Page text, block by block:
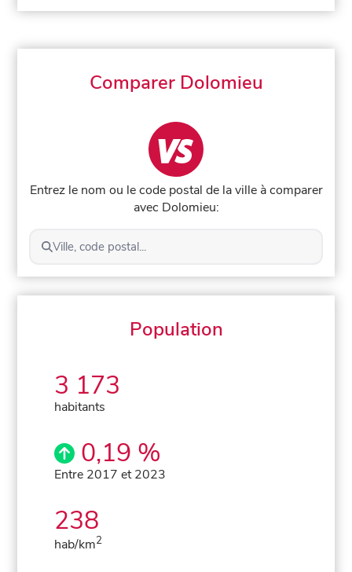
Comparer Dolomieu
Entrez le nom ou le code postal de la ville à comparer
avec Dolomieu:
Ville, code postal...
Population
3 173
habitants
0,19 %
Entre 2017 et 2023
238
hab/km2